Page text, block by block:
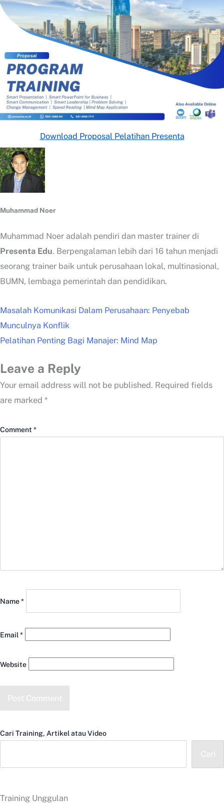
Download Proposal Pelatihan Presenta
Muhammad Noer
Muhammad Noer adalah pendiri dan master trainer di
Presenta Edu. Berpengalaman lebih dari 16 tahun menjadi
seorang trainer baik untuk perusahaan lokal, multinasional,
BUMN, lembaga pemerintah dan pendidikan.
Masalah Komunikasi Dalam Perusahaan: Penyebab
Munculnya Konflik
Pelatihan Penting Bagi Manajer: Mind Map
Leave a Reply
Your email address will not be published. Required fields
are marked *
Comment *
Name*
Email*
Website
Cari Training, Artikel atau Video
Cari
Training Unggulan